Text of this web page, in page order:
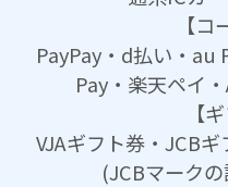
【コ
PayPay・d払い・au
Pay・楽天ペイ
【
VJAギフト券・JCB
(JCBマーク